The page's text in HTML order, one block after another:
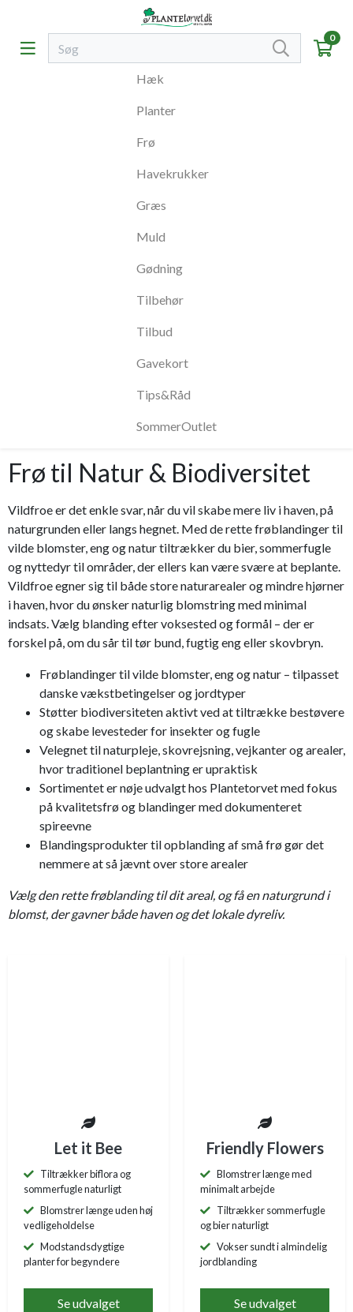
0
Hæk
Planter
Frø
Havekrukker
Græs
Muld
Gødning
Tilbehør
Tilbud
Gavekort
Tips&Råd
SommerOutlet
Frø til Natur & Biodiversitet
Vildfroe er det enkle svar, når du vil skabe mere liv i haven, på
naturgrunden eller langs hegnet. Med de rette frøblandinger til
vilde blomster, eng og natur tiltrækker du bier, sommerfugle
og nyttedyr til områder, der ellers kan være svære at beplante.
Vildfroe egner sig til både store naturarealer og mindre hjørner
i haven, hvor du ønsker naturlig blomstring med minimal
indsats. Vælg blanding efter voksested og formål – der er
forskel på, om du sår til tør bund, fugtig eng eller skovbryn.
Frøblandinger til vilde blomster, eng og natur – tilpasset
danske vækstbetingelser og jordtyper
Støtter biodiversiteten aktivt ved at tiltrække bestøvere
og skabe levesteder for insekter og fugle
Velegnet til naturpleje, skovrejsning, vejkanter og arealer,
hvor traditionel beplantning er upraktisk
Sortimentet er nøje udvalgt hos Plantetorvet med fokus
på kvalitetsfrø og blandinger med dokumenteret
spireevne
Blandingsprodukter til opblanding af små frø gør det
nemmere at så jævnt over store arealer
Vælg den rette frøblanding til dit areal, og få en naturgrund i
blomst, der gavner både haven og det lokale dyreliv.
Let it Bee
Tiltrækker biflora og
sommerfugle naturligt
Blomstrer længe uden høj
vedligeholdelse
Modstandsdygtige
planter for begyndere
Se udvalget
Friendly Flowers
Blomstrer længe med
minimalt arbejde
Tiltrækker sommerfugle
og bier naturligt
Vokser sundt i almindelig
jordblanding
Se udvalget